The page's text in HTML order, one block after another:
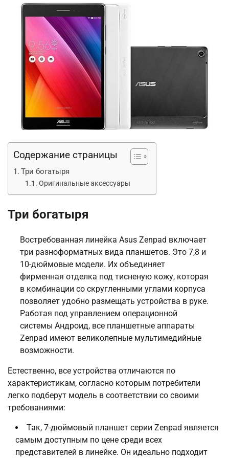
Содержание страницы
Три богатыря
Оригинальные аксессуары
Три богатыря
Востребованная линейка Asus Zenpad включает
три разноформатных вида планшетов. Это 7,8 и
10-дюймовые модели. Их объединяет
фирменная отделка под тисненую кожу, которая
в комбинации со скругленными углами корпуса
позволяет удобно размещать устройства в руке.
Работая под управлением операционной
системы Андроид, все планшетные аппараты
Zenpad имеют великолепные мультимедийные
возможности.
Естественно, все устройства отличаются по
характеристикам, согласно которым потребители
легко подберут модель в соответствии со своими
требованиями:
Так, 7-дюймовый планшет серии Zenpad является
самым доступным по цене среди всех
представителей в линейке. Он идеально подходит